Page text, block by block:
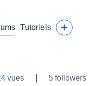
Tutoriels
vues 5 followers